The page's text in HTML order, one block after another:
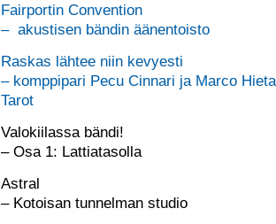
Fairportin Convention
– akustisen bändin äänentoisto
Raskas lähtee niin kevyesti
– komppipari Pecu Cinnari ja Marco
Tarot
Valokiilassa bändi!
– Osa 1: Lattiatasolla
Astral
– Kotoisan tunnelman studio